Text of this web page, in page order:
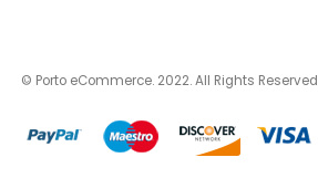
© Porto eCommerce. 2022. All Rights Reserved